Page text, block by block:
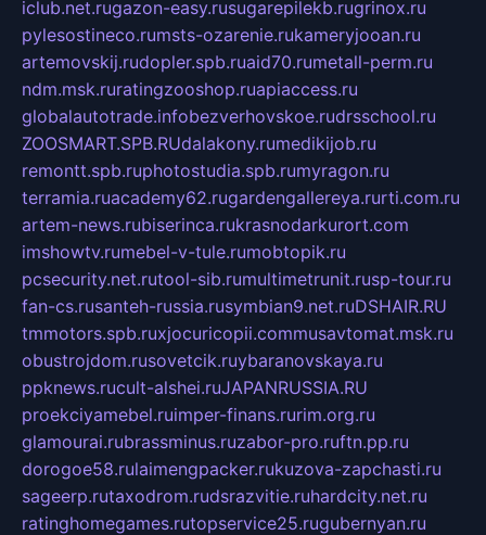
iclub.net.rugazon-easy.rusugarepilekb.rugrinox.ru
pylesostineco.rumsts-ozarenie.rukameryjooan.ru
artemovskij.rudopler.spb.ruaid70.rumetall-perm.ru
ndm.msk.ruratingzooshop.ruapiaccess.ru
globalautotrade.infobezverhovskoe.rudrsschool.ru
ZOOSMART.SPB.RUdalakony.rumedikijob.ru
remontt.spb.ruphotostudia.spb.rumyragon.ru
terramia.ruacademy62.rugardengallereya.rurti.com.ru
artem-news.rubiserinca.rukrasnodarkurort.com
imshowtv.rumebel-v-tule.rumobtopik.ru
pcsecurity.net.rutool-sib.rumultimetrunit.rusp-tour.ru
fan-cs.rusanteh-russia.rusymbian9.net.ruDSHAIR.RU
tmmotors.spb.ruxjocuricopii.commusavtomat.msk.ru
obustrojdom.rusovetcik.ruybaranovskaya.ru
ppknews.rucult-alshei.ruJAPANRUSSIA.RU
proekciyamebel.ruimper-finans.rurim.org.ru
glamourai.rubrassminus.ruzabor-pro.ruftn.pp.ru
dorogoe58.rulaimengpacker.rukuzova-zapchasti.ru
sageerp.rutaxodrom.rudsrazvitie.ruhardcity.net.ru
ratinghomegames.rutopservice25.rugubernyan.ru